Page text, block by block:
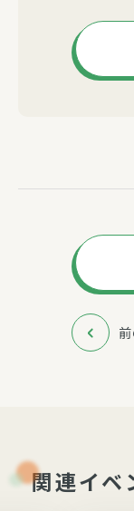
関連イベ